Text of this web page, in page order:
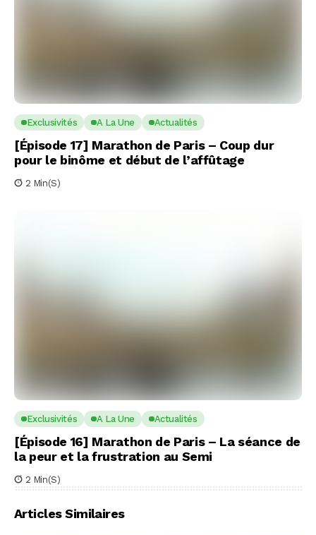
Exclusivités A La Une Actualités
[Épisode 17] Marathon de Paris – Coup dur
pour le binôme et début de l’affûtage
2 Min(s)
Exclusivités A La Une Actualités
[Épisode 16] Marathon de Paris – La séance de
la peur et la frustration au Semi
2 Min(s)
Articles Similaires